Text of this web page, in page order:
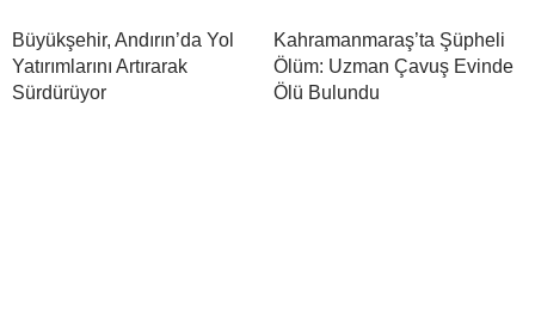
Büyükşehir, Andırın’da Yol
Yatırımlarını Artırarak
Sürdürüyor
Kahramanmaraş’ta Şüpheli
Ölüm: Uzman Çavuş Evinde
Ölü Bulundu